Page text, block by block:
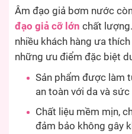
Âm đạo giả bơm nước
đạo giả cỡ lớn chất
nhiều khách hàng ưa
những ưu điểm đặc biệt
Sản phẩm được làm
an toàn với da và
Chất liệu mềm mịn,
đảm bảo không gây